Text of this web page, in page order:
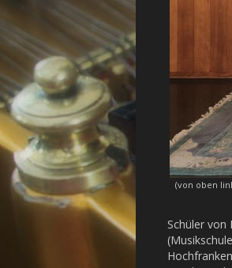
(von oben
Schüler von